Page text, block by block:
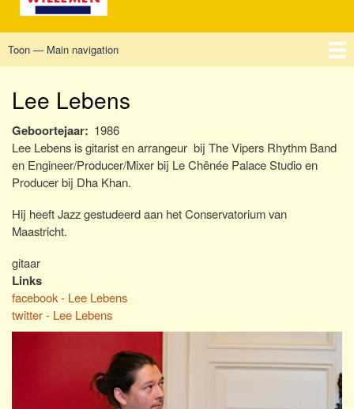
Main
Toon — Main navigation
Lee Lebens
Geboortejaar
1986
Lee Lebens is gitarist en arrangeur bij The Vipers Rhythm Band
en Engineer/Producer/Mixer bij Le Chênée Palace Studio en
Producer bij Dha Khan.
Hij heeft Jazz gestudeerd aan het Conservatorium van
Maastricht.
gitaar
Links
facebook - Lee Lebens
twitter - Lee Lebens